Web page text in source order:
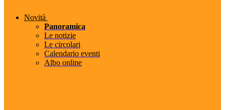
Novità
Panoramica
Le notizie
Le circolari
Calendario eventi
Albo online